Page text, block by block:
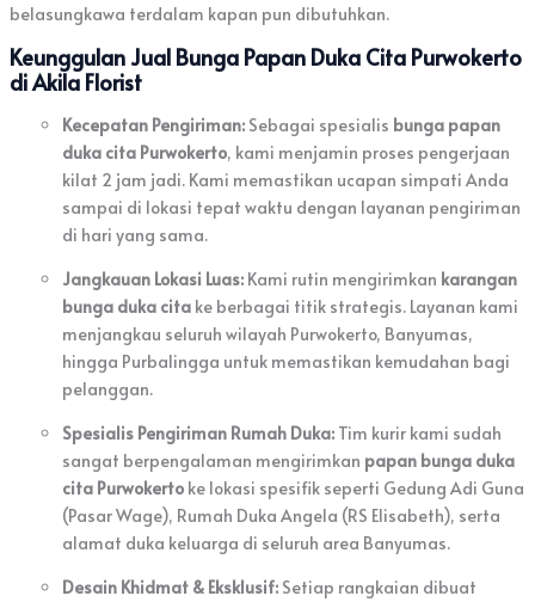
belasungkawa terdalam kapan pun dibutuhkan.
Keunggulan Jual Bunga Papan Duka Cita Purwokerto
di Akila Florist
Kecepatan Pengiriman:Sebagai spesialis bunga papan
duka cita Purwokerto, kami menjamin proses pengerjaan
kilat 2 jam jadi. Kami memastikan ucapan simpati Anda
sampai di lokasi tepat waktu dengan layanan pengiriman
di hari yang sama.
Jangkauan Lokasi Luas:Kami rutin mengirimkan karangan
bunga duka citake berbagai titik strategis. Layanan kami
menjangkau seluruh wilayah Purwokerto, Banyumas,
hingga Purbalingga untuk memastikan kemudahan bagi
pelanggan.
Spesialis Pengiriman Rumah Duka:Tim kurir kami sudah
sangat berpengalaman mengirimkan papan bunga duka
cita Purwokertoke lokasi spesifik seperti Gedung Adi Guna
(Pasar Wage), Rumah Duka Angela (RS Elisabeth), serta
alamat duka keluarga di seluruh area Banyumas.
Desain Khidmat & Eksklusif:Setiap rangkaian dibuat